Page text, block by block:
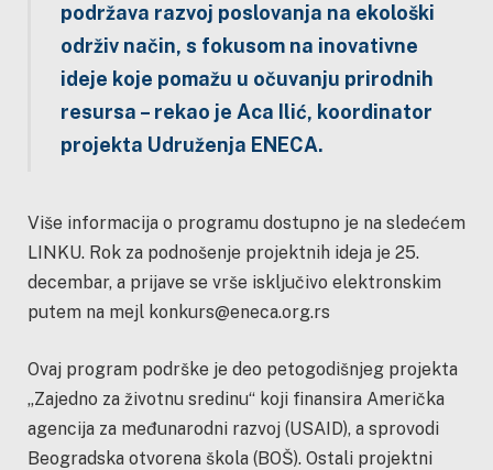
podržava razvoj poslovanja na ekološki
održiv način, s fokusom na inovativne
ideje koje pomažu u očuvanju prirodnih
resursa – rekao je Aca Ilić, koordinator
projekta Udruženja ENECA.
Više informacija o programu dostupno je na sledećem
LINKU. Rok za podnošenje projektnih ideja je 25.
decembar, a prijave se vrše isključivo elektronskim
putem na mejl konkurs@eneca.org.rs
Ovaj program podrške je deo petogodišnjeg projekta
„Zajedno za životnu sredinu“ koji finansira Američka
agencija za međunarodni razvoj (USAID), a sprovodi
Beogradska otvorena škola (BOŠ). Ostali projektni